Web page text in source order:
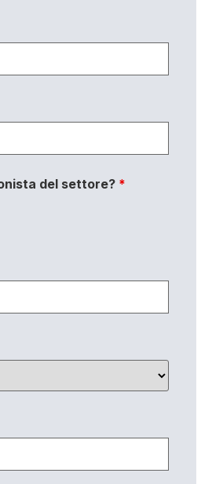
del settore? *